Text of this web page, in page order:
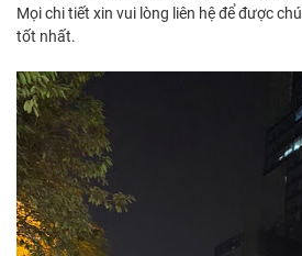
Mọi chi tiết xin vui lòng liên hệ để được
tốt nhất.